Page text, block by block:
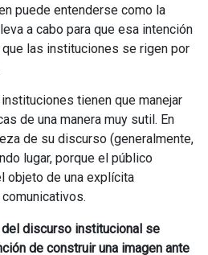
puede entenderse como la
a cabo para que esa intención
las instituciones se rigen por
tienen que manejar
de una manera muy sutil. En
de su discurso (generalmente,
lugar, porque el público
objeto de una explícita
discurso institucional se
de construir una imagen ante